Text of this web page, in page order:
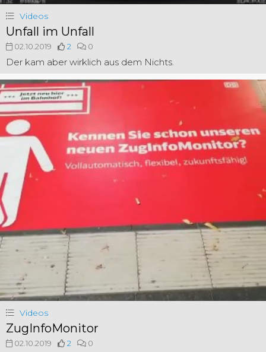
Videos
Unfall im Unfall
02.10.2019 2 0
Der kam aber wirklich aus dem Nichts.
Videos
ZugInfoMonitor
02.10.2019 2 0